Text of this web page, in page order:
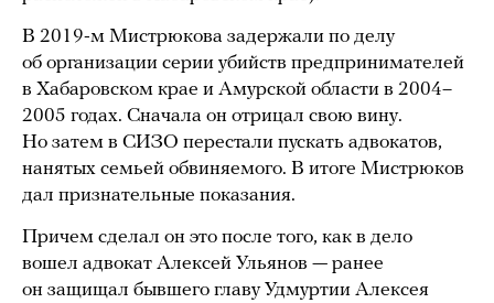
В 2019-м Мистрюкова задержали по делу
об организации серии убийств предпринимателей
в Хабаровском крае и Амурской области в 2004–
2005 годах. Сначала он отрицал свою вину.
Но затем в СИЗО перестали пускать адвокатов,
нанятых семьей обвиняемого. В итоге Мистрюков
дал признательные показания.
Причем сделал он это после того, как в дело
вошел адвокат Алексей Ульянов — ранее
он защищал бывшего главу Удмуртии Алексея